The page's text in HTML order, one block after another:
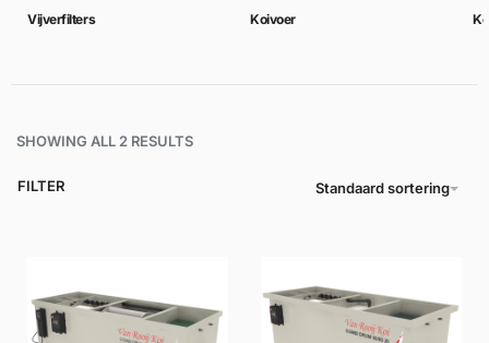
Vijverfilters Koivoer
SHOWING ALL 2 RESULTS
Standaard sortering
FILTER